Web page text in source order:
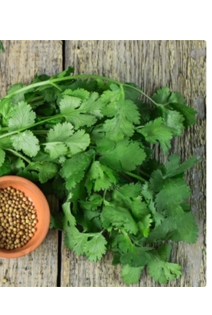
Увійти
Умови доставки